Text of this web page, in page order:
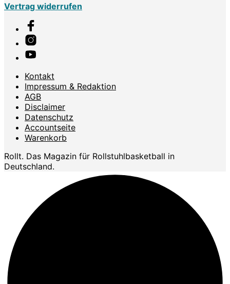
Vertrag widerrufen
Kontakt
Impressum & Redaktion
AGB
Disclaimer
Datenschutz
Accountseite
Warenkorb
Rollt. Das Magazin für Rollstuhlbasketball in
Deutschland.